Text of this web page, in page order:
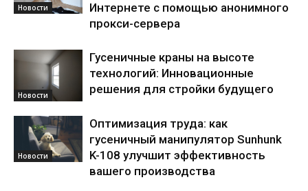
Новости
Интернете с помощью анонимного
прокси-сервера
Новости
Гусеничные краны на высоте
технологий: Инновационные
решения для стройки будущего
Новости
Оптимизация труда: как
гусеничный манипулятор Sunhunk
K-108 улучшит эффективность
вашего производства